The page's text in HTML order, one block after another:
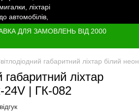
ДЛЯ ЗАМОВЛЕНЬ ВІД 2000
габаритний ліхтар білий
габаритний ліхтар
24V | ГК-082